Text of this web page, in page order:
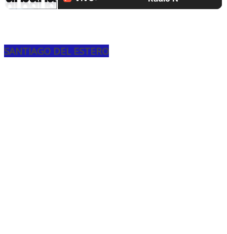
SANTIAGO DEL ESTERO